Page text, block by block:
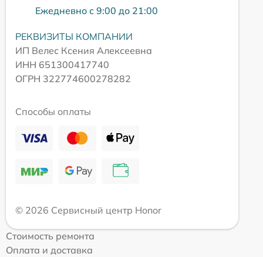
Ежедневно с 9:00 до 21:00
РЕКВИЗИТЫ КОМПАНИИ
ИП Велес Ксения Алексеевна
ИНН 651300417740
ОГРН 322774600278282
Способы оплаты
© 2026 Сервисный центр Honor
Стоимость ремонта
Оплата и доставка